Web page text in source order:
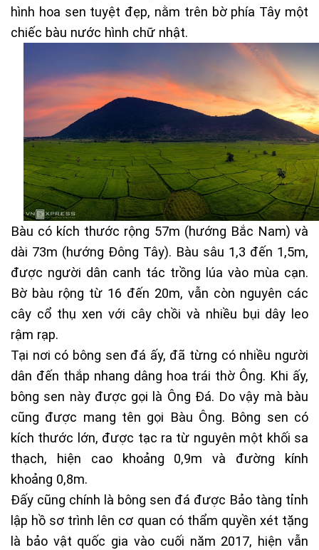
hình hoa sen tuyệt đẹp, nằm trên bờ phía Tây một
chiếc bàu nước hình chữ nhật.
Bàu có kích thước rộng 57m (hướng Bắc Nam) và
dài 73m (hướng Đông Tây). Bàu sâu 1,3 đến 1,5m,
được người dân canh tác trồng lúa vào mùa cạn.
Bờ bàu rộng từ 16 đến 20m, vẫn còn nguyên các
cây cổ thụ xen với cây chồi và nhiều bụi dây leo
rậm rạp.
Tại nơi có bông sen đá ấy, đã từng có nhiều người
dân đến thắp nhang dâng hoa trái thờ Ông. Khi ấy,
bông sen này được gọi là Ông Đá. Do vậy mà bàu
cũng được mang tên gọi Bàu Ông. Bông sen có
kích thước lớn, được tạc ra từ nguyên một khối sa
thạch, hiện cao khoảng 0,9m và đường kính
khoảng 0,8m.
Đấy cũng chính là bông sen đá được Bảo tàng tỉnh
lập hồ sơ trình lên cơ quan có thẩm quyền xét tặng
là bảo vật quốc gia vào cuối năm 2017, hiện vẫn